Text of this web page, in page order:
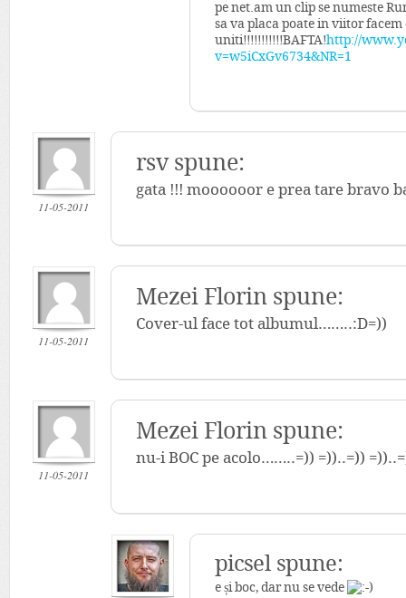
pe net.am un clip se numeste
sa va placa poate in viitor
uniti!!!!!!!!!!!BAFTA!http://
v=w5iCxGv6734&NR=1
11-05-2011
rsv spune:
gata !!! moooooor e prea tare bravo
11-05-2011
Mezei Florin spune:
Cover-ul face tot albumul……..:D=))
11-05-2011
Mezei Florin spune:
nu-i BOC pe acolo……..=)) =))..=))
picsel spune:
e și boc, dar nu se vede